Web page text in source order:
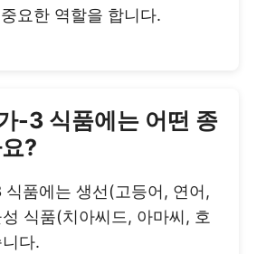
요한 역할을 합니다.
-3 식품에는 어떤 종
?
품에는 생선(고등어, 연어,
식품(치아씨드, 아마씨, 호
다.